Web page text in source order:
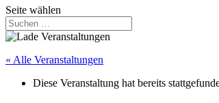
Seite wählen
« Alle Veranstaltungen
Diese Veranstaltung hat bereits